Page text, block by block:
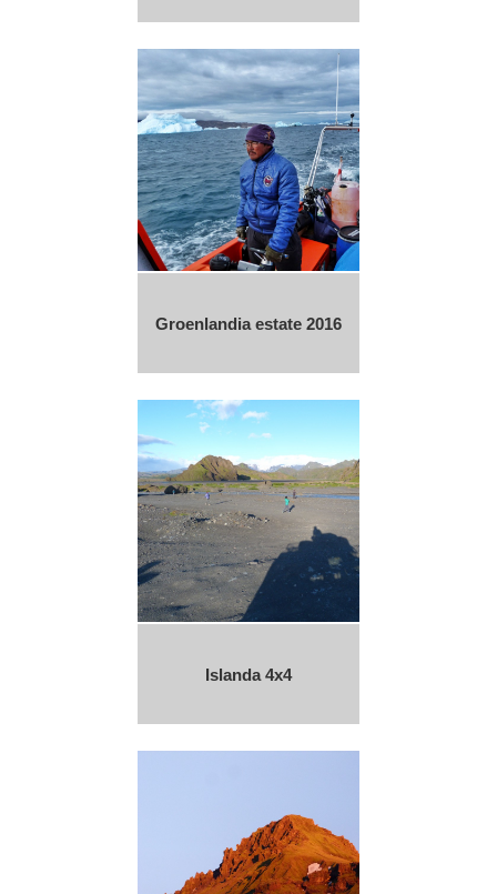
Groenlandia estate 2016
Islanda 4x4